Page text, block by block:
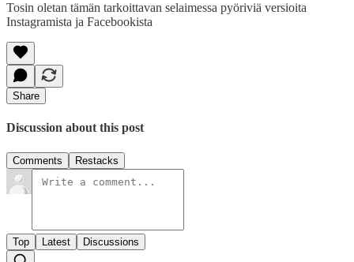
Tosin oletan tämän tarkoittavan selaimessa pyöriviä versioita
Instagramista ja Facebookista
Share
Discussion about this post
Comments Restacks
Top Latest Discussions